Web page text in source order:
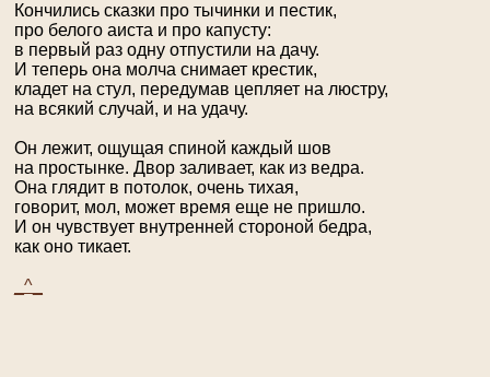
Кончились сказки про тычинки и пестик,
про белого аиста и про капусту:
в первый раз одну отпустили на дачу.
И теперь она молча снимает крестик,
кладет на стул, передумав цепляет на люстру,
на всякий случай, и на удачу.
Он лежит, ощущая спиной каждый шов
на простынке. Двор заливает, как из ведра.
Она глядит в потолок, очень тихая,
говорит, мол, может время еще не пришло.
И он чувствует внутренней стороной бедра,
как оно тикает.
_^_